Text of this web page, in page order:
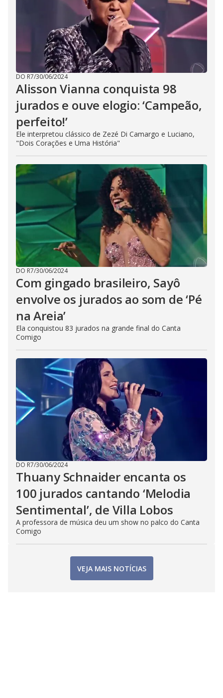
DO R7/30/06/2024
Alisson Vianna conquista 98
jurados e ouve elogio: ‘Campeão,
perfeito!’
Ele interpretou clássico de Zezé Di Camargo e Luciano,
"Dois Corações e Uma História"
DO R7/30/06/2024
Com gingado brasileiro, Sayô
envolve os jurados ao som de ‘Pé
na Areia’
Ela conquistou 83 jurados na grande final do Canta
Comigo
DO R7/30/06/2024
Thuany Schnaider encanta os
100 jurados cantando ‘Melodia
Sentimental’, de Villa Lobos
A professora de música deu um show no palco do Canta
Comigo
VEJA MAIS NOTÍCIAS